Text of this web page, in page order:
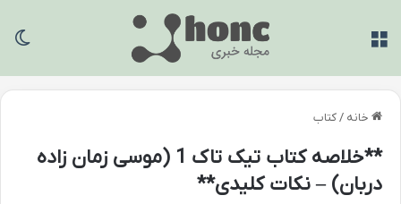
خانه /کتاب
**خلاصه کتاب تیک تاک 1 (موسی زمان زاده
دربان) – نکات کلیدی**